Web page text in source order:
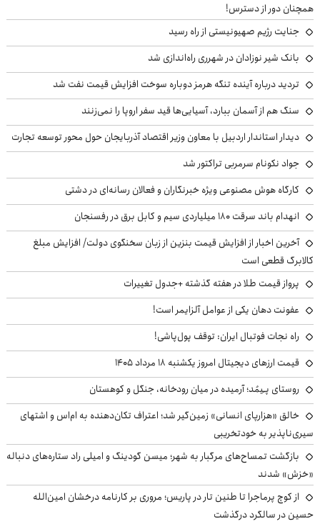
همچنان دور از دسترس!
جنایت رژیم صهیونیستی از راه رسید
بانک شیر نوزادان در شهرری راه‌اندازی شد
تردید درباره آینده تنگه هرمز دوباره سوخت افزایش قیمت نفت شد
سنگ هم از آسمان ببارد، آسیایی‌ها قید سفر اروپا را نمی‌زنند
دیدار استاندار اردبیل با معاون وزیر اقتصاد آذربایجان حول محور توسعه تجارت
جواد نکونام سرمربی تراکتور شد
کارگاه هوش مصنوعی ویژه خبرنگاران و فعالان رسانه‌ای در دشتی
انهدام باند سرقت ۱۸۰ میلیاردی سیم و کابل برق در رفسنجان
آخرین اخبار از افزایش قیمت بنزین از زبان سخنگوی دولت/ افزایش مبلغ
کالابرگ قطعی است
پرواز قیمت طلا در هفته گذشته +جدول تغییرات
عفونت دهان یکی از عوامل آلزایمر است!
راه نجات فوتبال ایران: توقف پول‌پاشی!
قیمت ارزهای دیجیتال امروز یکشنبه ۱۸ مرداد ۱۴۰۵
روستای پـِیمُد؛ آرمیده در میان رودخانه، جنگل و کوهستان
خالق «هزارپای انسانی» زمین‌گیر شد؛ اعتراف تکان‌دهنده به ام‌اس و اشتهای
سیری‌ناپذیر به خودتخریبی
بازگشت تمساح‌های مرگبار به شهر؛ میسن گودینگ و امیلی راد ستاره‌های دنباله
«خزش» شدند
از کوچ‌ پرماجرا تا طنین تار در پاریس؛ مروری بر کارنامه درخشان امین‌الله
حسین در سالگرد درگذشت